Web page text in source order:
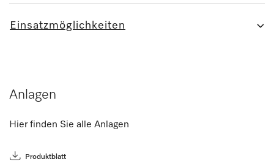
Einsatzmöglichkeiten
Anlagen
Hier finden Sie alle Anlagen
Produktblatt